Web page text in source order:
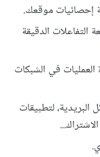
إحصائيات موقعك.
التفاعلات الدقيقة
العمليات في الشبكات
لتطبيقات